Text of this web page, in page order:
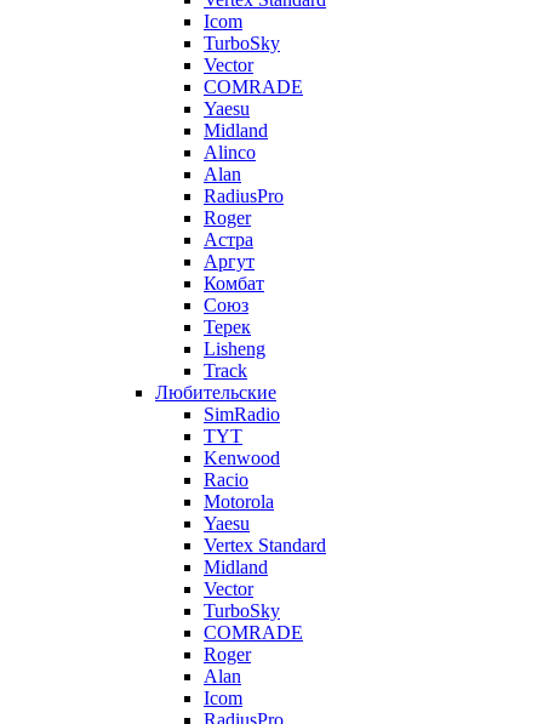
Icom
TurboSky
Vector
COMRADE
Yaesu
Midland
Alinco
Alan
RadiusPro
Roger
Астра
Аргут
Комбат
Союз
Терек
Lisheng
Track
Любительские
SimRadio
TYT
Kenwood
Racio
Motorola
Yaesu
Vertex Standard
Midland
Vector
TurboSky
COMRADE
Roger
Alan
Icom
RadiusPro